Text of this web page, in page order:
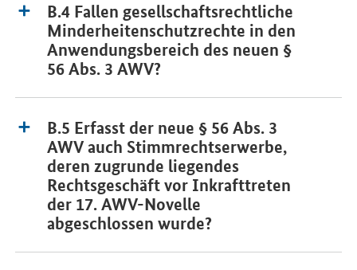
B.4 Fallen gesellschaftsrechtliche
Minderheitenschutzrechte in den
Anwendungsbereich des neuen §
56 Abs. 3 AWV?
B.5 Erfasst der neue § 56 Abs. 3
AWV auch Stimmrechtserwerbe,
deren zugrunde liegendes
Rechtsgeschäft vor Inkrafttreten
der 17. AWV-Novelle
abgeschlossen wurde?